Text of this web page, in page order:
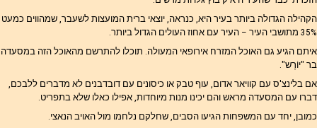
הקהילה הגדולה ביותר בעיר היא, כנראה, יוצאי ברית המועצות לשעבר, שמהווים כמעט
35% מתושבי העיר – העיר עם אחוז העולים הגדול ביותר.
איתם הגיע גם האוכל המזרח אירופאי המעולה. תוכלו להתרשם מהאוכל הזה במסעדה
בר "יוֹרְש".
אם בלינצ'ס עם קוויאר אדום, עוף טבק או כיסונים עם דובדבנים לא מדברים ללבכם,
דברו עם המסעדה מראש והם יכינו מנות מיוחדות, אפילו כאלו שלא בתפריט.
כמובן, יחד עם המשפחות הגיעו הסבים, שחלקם נלחמו מול האויב הנאצי.